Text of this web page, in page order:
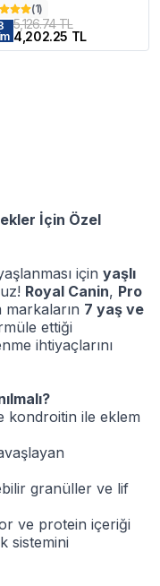
(1)
5,126.74 TL
4,202.25 TL
İçin Özel
için yaşlı
Royal Canin, Pro
7 yaş ve
ettiği
ihtiyaçlarını
kondroitin ile eklem
granüller ve lif
ve protein içeriği
sistemini